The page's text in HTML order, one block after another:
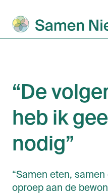
“De
heb ik
nodig”
“Samen eten,
oproep aan de